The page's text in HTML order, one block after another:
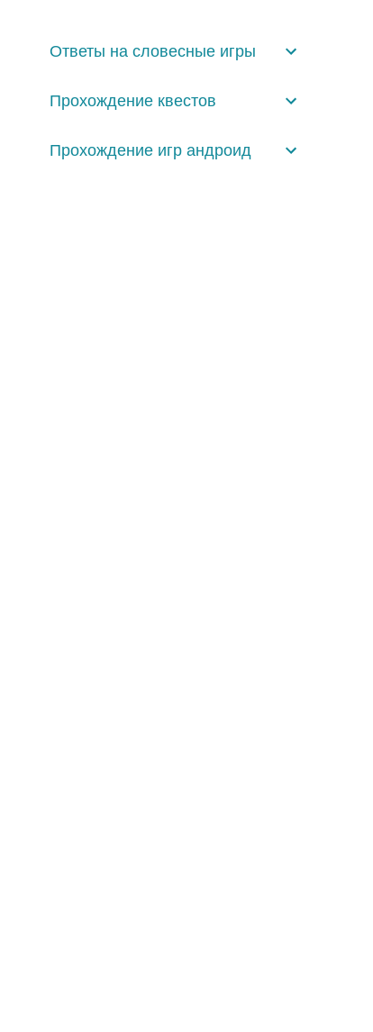
Ответы на словесные игры
Прохождение квестов
Прохождение игр андроид